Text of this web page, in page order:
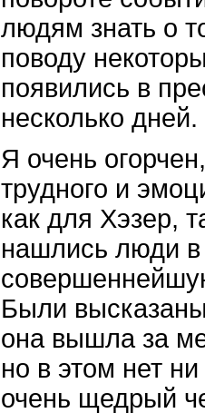
людям знать о
поводу
появились в
несколько дней.
Я очень
трудного и
как для Хэзер,
нашлись люди
Были
она вышла за
но в этом нет
очень щедрый